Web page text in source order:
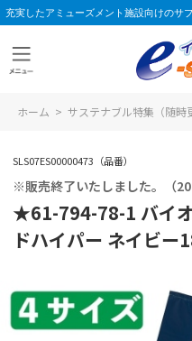
充実したアミューズメント施設向けのサ
ホーム > サステナブル特集（随時
SLS07ES00000473（品番）
※販売終了いたしました。（
★61-794-78-1 バイ
ドハイパー ネイビ